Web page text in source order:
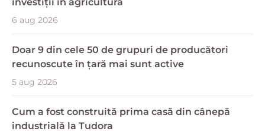
6 aug 2026
Doar 9 din cele 50 de grupuri de producători
recunoscute în țară mai sunt active
5 aug 2026
Cum a fost construită prima casă din cânepă
industrială la Tudora